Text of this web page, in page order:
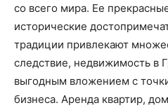
со всего мира. Ее
исторические
традиции привлекают
следствие, недвижимость в
выгодным вложением с
бизнеса. Аренда квартир,